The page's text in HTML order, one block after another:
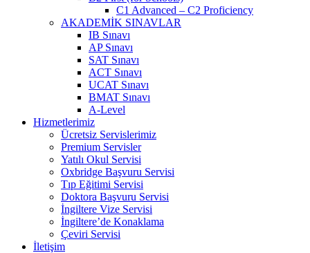
C1 Advanced – C2 Proficiency
AKADEMİK SINAVLAR
IB Sınavı
AP Sınavı
SAT Sınavı
ACT Sınavı
UCAT Sınavı
BMAT Sınavı
A-Level
Hizmetlerimiz
Ücretsiz Servislerimiz
Premium Servisler
Yatılı Okul Servisi
Oxbridge Başvuru Servisi
Tıp Eğitimi Servisi
Doktora Başvuru Servisi
İngiltere Vize Servisi
İngiltere’de Konaklama
Çeviri Servisi
İletişim